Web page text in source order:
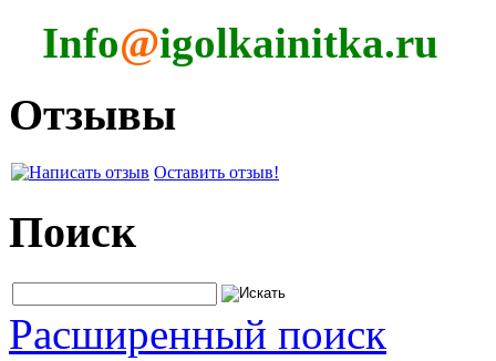
Info@igolkainitka.ru
Отзывы
Оставить отзыв!
Поиск
Расширенный поиск